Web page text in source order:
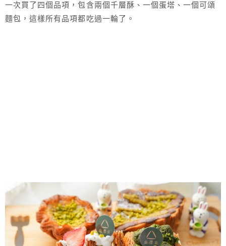
一次買了四個品項，包含兩個千層酥、一個蛋塔、一個可頌
麵包，這樣所有品項都吃過一輪了。